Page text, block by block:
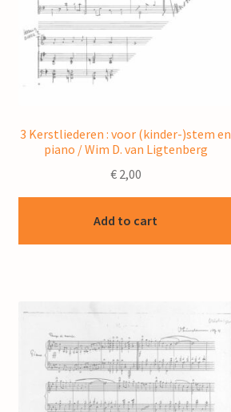
3 Kerstliederen : voor (kinder-)stem en
piano / Wim D. van Ligtenberg
€2,00
Add to cart